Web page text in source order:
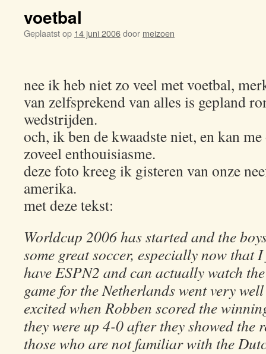
voetbal
Geplaatst op 14 juni 2006door meizoen
nee ik heb niet zo veel met voetbal,
van zelfsprekend van alles is gepland
wedstrijden.
och, ik ben de kwaadste niet, en kan
zoveel enthouisiasme.
deze foto kreeg ik gisteren van onze
amerika.
met deze tekst:
Worldcup 2006 has started and the
some great soccer, especially now that
have ESPN2 and can actually watch
game for the Netherlands went very
excited when Robben scored the
they were up 4-0 after they showed the
those who are not familiar with the